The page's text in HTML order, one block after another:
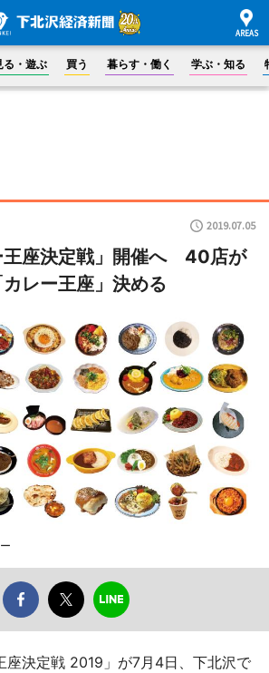
る・遊ぶ 買う 暮らす・働く 学ぶ・知る
2019.07.05
王座決定戦」開催へ 40店が
レー王座」決める
決定戦 2019」が7月4日、下北沢で